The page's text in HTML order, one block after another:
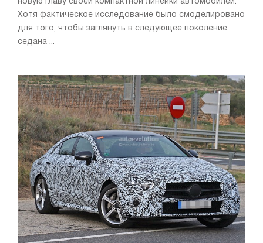
Хотя фактическое исследование было смоделировано
для того, чтобы заглянуть в следующее поколение
седана ...